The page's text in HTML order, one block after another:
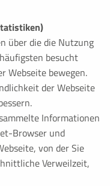
über die die Nutzung
besucht
Webseite bewegen.
der Webseite
Informationen
Browser und
von der Sie
Verweilzeit,